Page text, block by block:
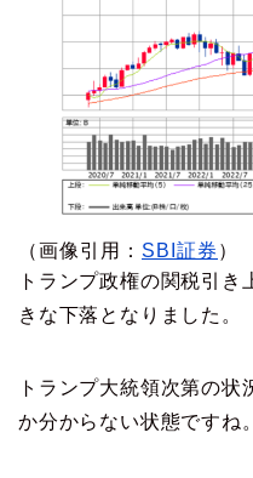
（画像引用： SBI証券 ）
トランプ政権の関税引き
きな下落となりました。
トランプ大統領次第の状
か分からない状態ですね。